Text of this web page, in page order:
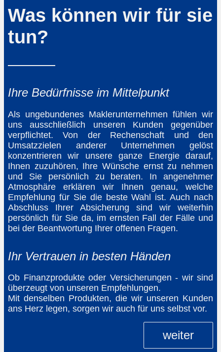
Was können wir für sie
tun?
Ihre Bedürfnisse im Mittelpunkt
Als ungebundenes Maklerunternehmen fühlen wir
uns ausschließlich unseren Kunden gegenüber
verpflichtet. Von der Rechenschaft und den
Umsatzzielen anderer Unternehmen gelöst
konzentrieren wir unsere ganze Energie darauf,
Ihnen zuzuhören, Ihre Wünsche ernst zu nehmen
und Sie persönlich zu beraten. In angenehmer
Atmosphäre erklären wir Ihnen genau, welche
Empfehlung für Sie die beste Wahl ist. Auch nach
Abschluss Ihrer Absicherung sind wir weiterhin
persönlich für Sie da, im ernsten Fall der Fälle und
bei der Beantwortung Ihrer offenen Fragen.
Ihr Vertrauen in besten Händen
Ob Finanzprodukte oder Versicherungen - wir sind
überzeugt von unseren Empfehlungen.
Mit denselben Produkten, die wir unseren Kunden
ans Herz legen, sorgen wir auch für uns selbst vor.
weiter